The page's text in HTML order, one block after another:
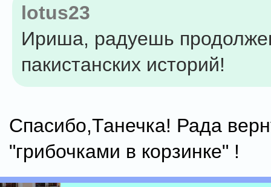
lotus23
Ириша, радуешь
пакистанских историй!
Спасибо,Танечка! Рада
"грибочками в корзинке" !